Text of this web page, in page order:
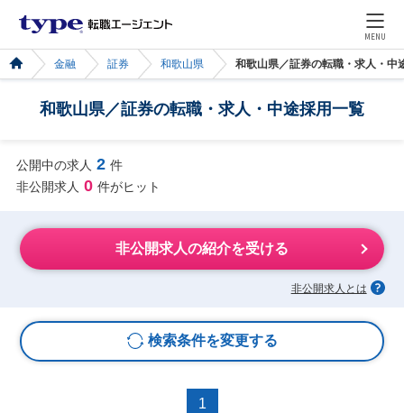
MENU
金融 証券 和歌山県 和歌山県／証券の転職・求人・中
和歌山県／証券の転職・求人・中途採用一覧
公開中の求人 2 件
非公開求人 0 件がヒット
非公開求人の紹介を受ける
非公開求人とは
検索条件を変更する
1